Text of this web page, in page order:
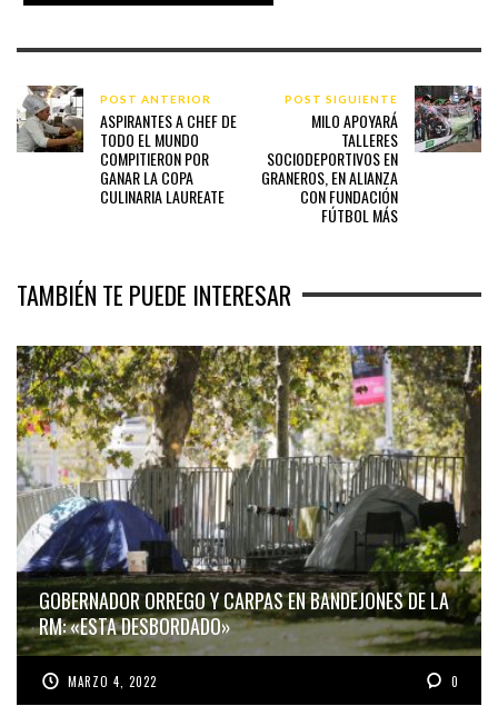
POST ANTERIOR
ASPIRANTES A CHEF DE
TODO EL MUNDO
COMPITIERON POR
GANAR LA COPA
CULINARIA LAUREATE
POST SIGUIENTE
MILO APOYARÁ
TALLERES
SOCIODEPORTIVOS EN
GRANEROS, EN ALIANZA
CON FUNDACIÓN
FÚTBOL MÁS
TAMBIÉN TE PUEDE INTERESAR
GOBERNADOR ORREGO Y CARPAS EN BANDEJONES DE LA
RM: «ESTA DESBORDADO»
MARZO 4, 2022 0